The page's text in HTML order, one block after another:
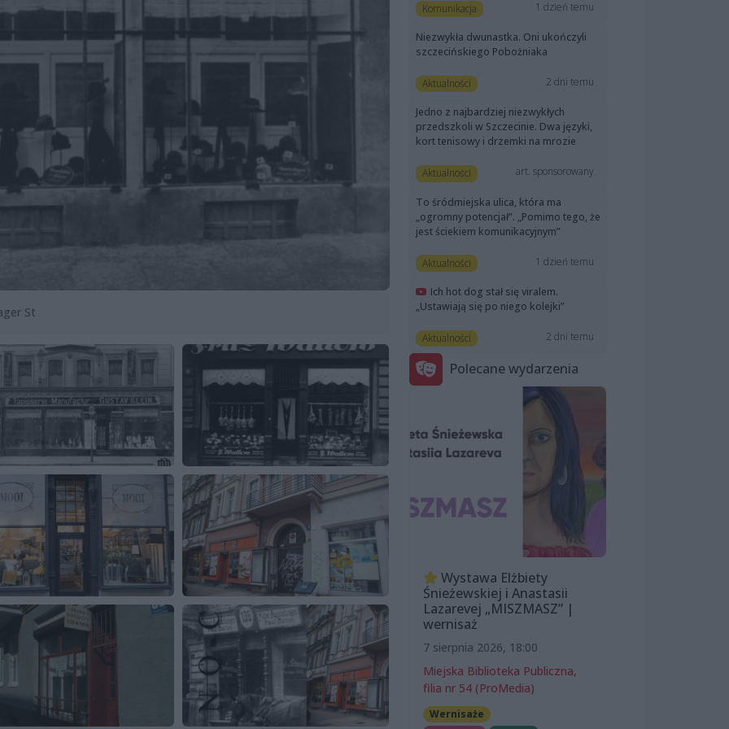
St
Komunikacja 1 dzień temu
Niezwykła dwunastka. Oni ukończyli
szczecińskiego Pobożniaka
Aktualności 2 dni temu
Jedno z najbardziej niezwykłych
przedszkoli w Szczecinie. Dwa języki,
kort tenisowy i drzemki na mrozie
Aktualności art. sponsorowany
To śródmiejska ulica, która ma
„ogromny potencjał”. „Pomimo tego, że
jest ściekiem komunikacyjnym”
Aktualności 1 dzień temu
Ich hot dog stał się viralem.
„Ustawiają się po niego kolejki”
Aktualności 2 dni temu
Polecane wydarzenia
Wystawa Elżbiety
Śnieżewskiej i Anastasii
Lazarevej „MISZMASZ” |
wernisaż
7 sierpnia 2026, 18:00
Miejska Biblioteka Publiczna,
filia nr 54 (ProMedia)
Wernisaże